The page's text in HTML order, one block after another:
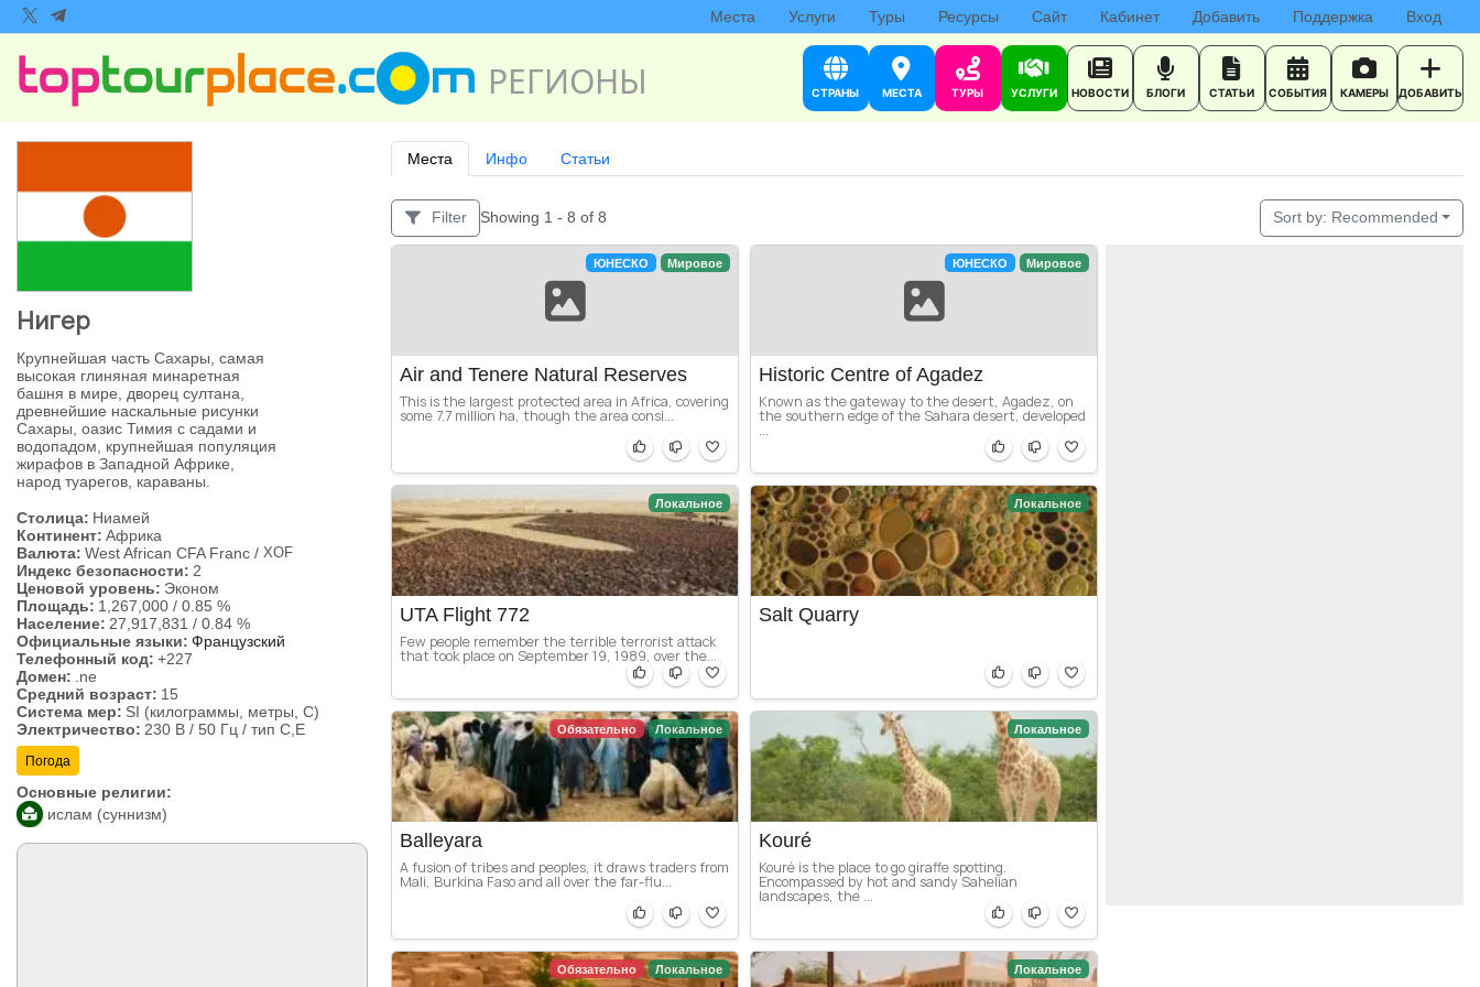
Места Услуги Туры Ресурсы Сайт Кабинет Добавить Поддержка Вход
РЕГИОНЫ СТРАНЫ МЕСТА ТУРЫ УСЛУГИ НОВОСТИ БЛОГИ СТАТЬИ СОБЫТИЯ КАМЕРЫ ДОБАВИТЬ
Нигер
Крупнейшая часть Сахары, самая
высокая глиняная минаретная
башня в мире, дворец султана,
древнейшие наскальные рисунки
Сахары, оазис Тимия с садами и
водопадом, крупнейшая популяция
жирафов в Западной Африке,
народ туарегов, караваны.
Столица: Ниамей
Континент: Африка
Валюта: West African CFA Franc / XOF
Индекс безопасности: 2
Ценовой уровень: Эконом
Площадь: 1,267,000 / 0.85 %
Население: 27,917,831 / 0.84 %
Официальные языки: Французский
Телефонный код: +227
Домен: .ne
Средний возраст: 15
Система мер: SI (килограммы, метры, C)
Электричество: 230 В / 50 Гц / тип C,E
Погода
Основные религии:
ислам (суннизм)
Места Инфо Статьи
Filter Showing 1 - 8 of 8 Sort by: Recommended
ЮНЕСКО Мировое
Air and Tenere Natural Reserves
This is the largest protected area in Africa, covering
some 7.7 million ha, though the area consi...
ЮНЕСКО Мировое
Historic Centre of Agadez
Known as the gateway to the desert, Agadez, on
the southern edge of the Sahara desert, developed
...
Локальное
UTA Flight 772
Few people remember the terrible terrorist attack
that took place on September 19, 1989, over the...
Локальное
Salt Quarry
Обязательно Локальное
Balleyara
A fusion of tribes and peoples, it draws traders from
Mali, Burkina Faso and all over the far-flu...
Локальное
Kouré
Kouré is the place to go giraffe spotting.
Encompassed by hot and sandy Sahelian
landscapes, the ...
Обязательно Локальное Локальное